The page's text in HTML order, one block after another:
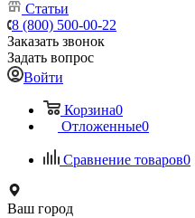
Статьи
8 (800) 500-00-22
Заказать звонок
Задать вопрос
Войти
Корзина0
Отложенные0
Сравнение товаров0
Ваш город